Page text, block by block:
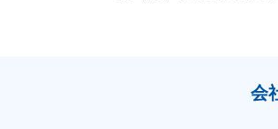
会